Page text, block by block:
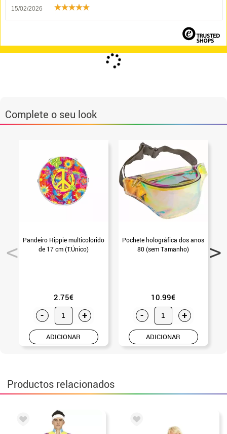
15/02/2026
Complete o seu look
Pandeiro Hippie multicolorido
de 17 cm (T.Único)
2.75€
- +
ADICIONAR
Pochete holográfica dos anos
80 (sem Tamanho)
10.99€
- +
ADICIONAR
Productos relacionados